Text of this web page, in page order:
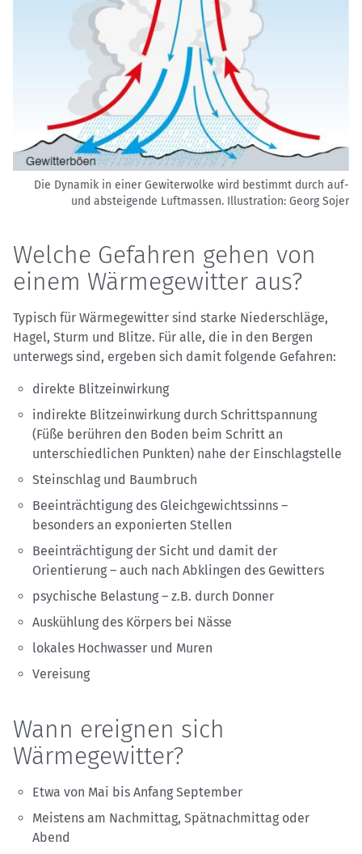
Die Dynamik in einer Gewiterwolke wird bestimmt durch auf-
und absteigende Luftmassen. Illustration: Georg Sojer
Welche Gefahren gehen von
einem Wärmegewitter aus?
Typisch für Wärmegewitter sind starke Niederschläge,
Hagel, Sturm und Blitze. Für alle, die in den Bergen
unterwegs sind, ergeben sich damit folgende Gefahren:
direkte Blitzeinwirkung
indirekte Blitzeinwirkung durch Schrittspannung
(Füße berühren den Boden beim Schritt an
unterschiedlichen Punkten) nahe der Einschlagstelle
Steinschlag und Baumbruch
Beeinträchtigung des Gleichgewichtssinns –
besonders an exponierten Stellen
Beeinträchtigung der Sicht und damit der
Orientierung – auch nach Abklingen des Gewitters
psychische Belastung – z.B. durch Donner
Auskühlung des Körpers bei Nässe
lokales Hochwasser und Muren
Vereisung
Wann ereignen sich
Wärmegewitter?
Etwa von Mai bis Anfang September
Meistens am Nachmittag, Spätnachmittag oder
Abend